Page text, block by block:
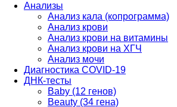
Анализы
Анализ кала (копрограмма)
Анализ крови
Анализ крови на витамины
Анализ крови на ХГЧ
Анализ мочи
Диагностика COVID-19
ДНК-тесты
Baby (12 генов)
Beauty (34 гена)